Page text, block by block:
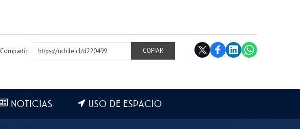
Compartir:
https://uchile.cl/d220499
COPIAR
NOTICIAS USO DE ESPACIO